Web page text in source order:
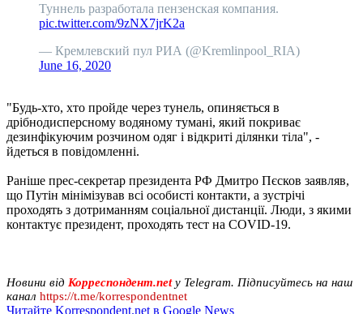
Туннель разработала пензенская компания.
pic.twitter.com/9zNX7jrK2a
— Кремлевский пул РИА (@Kremlinpool_RIA)
June 16, 2020
"Будь-хто, хто пройде через тунель, опиняється в
дрібнодисперсному водяному тумані, який покриває
дезинфікуючим розчином одяг і відкриті ділянки тіла", -
йдеться в повідомленні.
Раніше прес-секретар президента РФ Дмитро Пєсков заявляв,
що Путін мінімізував всі особисті контакти, а зустрічі
проходять з дотриманням соціальної дистанції. Люди, з якими
контактує президент, проходять тест на COVID-19.
Новини від Корреспондент.net у Telegram. Підписуйтесь на наш
канал https://t.me/korrespondentnet
Читайте Korrespondent.net в Google News